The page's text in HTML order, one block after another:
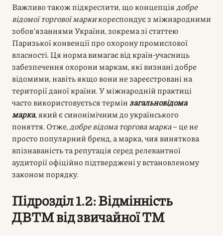
Важливо також підкреслити, що концепція добре
відомої торгової маркикореспондує з міжнародними
зобов’язаннями України, зокрема зі статтею
Паризької конвенції про охорону промислової
власності. Ця норма вимагає від країн-учасниць
забезпечення охорони маркам, які визнані добре
відомими, навіть якщо вони не зареєстровані на
території даної країни. У міжнародній практиці
часто використовується термін загальновідома
марка, який є синонімічним до українського
поняття. Отже, добре відома торгова марка– це не
просто популярний бренд, а марка, чия виняткова
впізнаваність та репутація серед релевантної
аудиторії офіційно підтверджені у встановленому
законом порядку.
Підрозділ 1.2: Відмінність
ДВТМ від звичайної ТМ